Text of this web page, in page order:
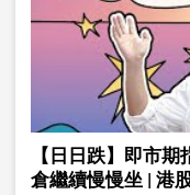
【日日跌】即市
倉繼續慢慢坐 | 港